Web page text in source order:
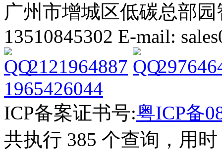
广州市增城区低碳总部
13510845302 E-mail:
2121964887
1965426044
ICP备案证书号:粤ICP备
共执行 385 个查询，用